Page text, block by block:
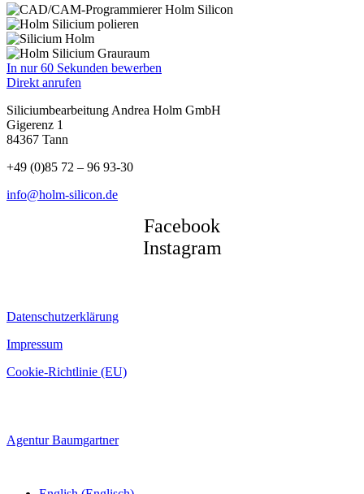
In nur 60 Sekunden bewerben
Direkt anrufen
Siliciumbearbeitung Andrea Holm GmbH
Gigerenz 1
84367 Tann
+49 (0)85 72 – 96 93-30
info@holm-silicon.de
Facebook
Instagram
Datenschutzerklärung
Impressum
Cookie-Richtlinie (EU)
Agentur Baumgartner